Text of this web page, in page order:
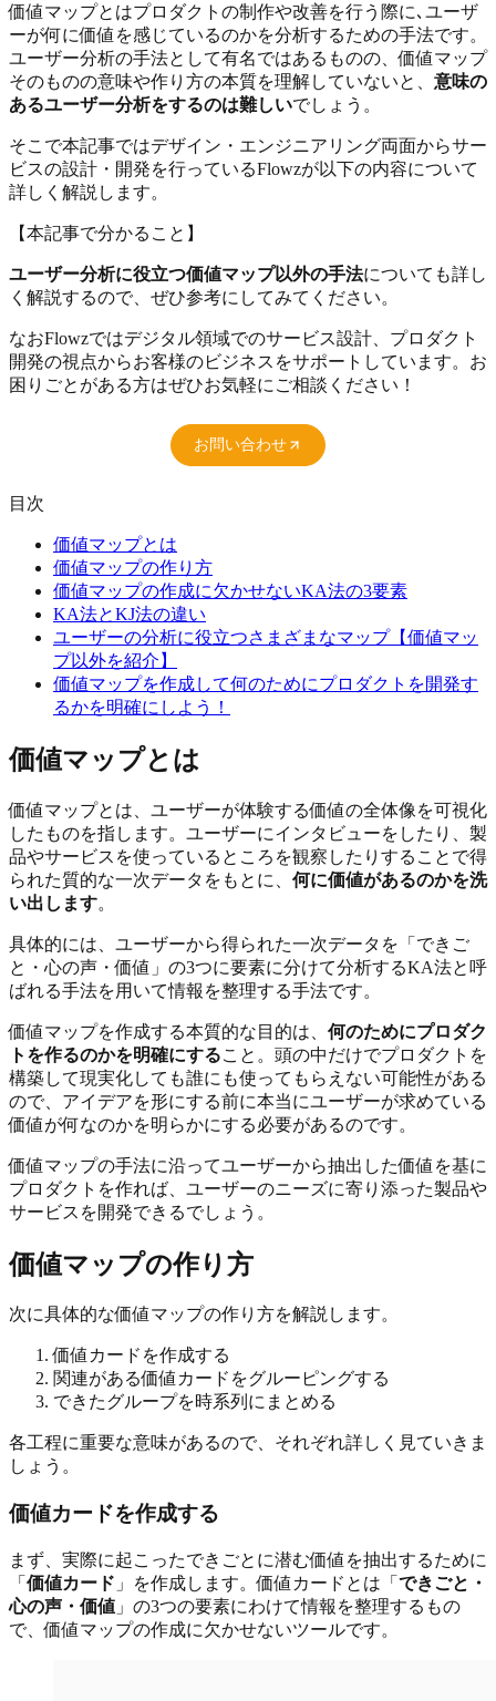
価値マップとはプロダクトの制作や改善を行う際に､ユーザ
ーが何に価値を感じているのかを分析するための手法です。
ユーザー分析の手法として有名ではあるものの、価値マップ
そのものの意味や作り方の本質を理解していないと、 意味の
あるユーザー分析をするのは難しいでしょう。
そこで本記事ではデザイン・エンジニアリング両面からサー
ビスの設計・開発を行っているFlowzが以下の内容について
詳しく解説します。
【本記事で分かること】
ユーザー分析に役立つ価値マップ以外の手法についても詳し
く解説するので、ぜひ参考にしてみてください。
なおFlowzではデジタル領域でのサービス設計、プロダクト
開発の視点からお客様のビジネスをサポートしています。お
困りごとがある方はぜひお気軽にご相談ください！
お問い合わせ
目次
価値マップとは
価値マップの作り方
価値マップの作成に欠かせないKA法の3要素
KA法とKJ法の違い
ユーザーの分析に役立つさまざまなマップ【価値マッ
プ以外を紹介】
価値マップを作成して何のためにプロダクトを開発す
るかを明確にしよう！
価値マップとは
価値マップとは、ユーザーが体験する価値の全体像を可視化
したものを指します。ユーザーにインタビューをしたり、製
品やサービスを使っているところを観察したりすることで得
られた質的な一次データをもとに、 何に価値があるのかを洗
い出します。
具体的には、ユーザーから得られた一次データを「できご
と・心の声・価値」の3つに要素に分けて分析するKA法と呼
ばれる手法を用いて情報を整理する手法です。
価値マップを作成する本質的な目的は、 何のためにプロダク
トを作るのかを明確にすること。頭の中だけでプロダクトを
構築して現実化しても誰にも使ってもらえない可能性がある
ので、アイデアを形にする前に本当にユーザーが求めている
価値が何なのかを明らかにする必要があるのです。
価値マップの手法に沿ってユーザーから抽出した価値を基に
プロダクトを作れば、ユーザーのニーズに寄り添った製品や
サービスを開発できるでしょう。
価値マップの作り方
次に具体的な価値マップの作り方を解説します。
価値カードを作成する
関連がある価値カードをグルーピングする
できたグループを時系列にまとめる
各工程に重要な意味があるので、それぞれ詳しく見ていきま
しょう。
価値カードを作成する
まず、実際に起こったできごとに潜む価値を抽出するために
「 価値カード 」を作成します。価値カードとは「 できごと・
心の声・価値 」の3つの要素にわけて情報を整理するもの
で、価値マップの作成に欠かせないツールです。